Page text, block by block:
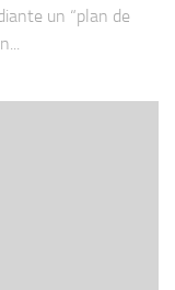
un “plan de